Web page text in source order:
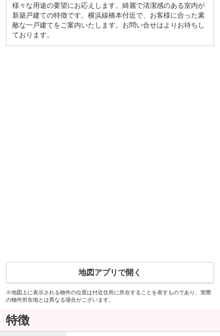
様々な用途の要望にお応えします。綺麗で清潔感のある室内が
新築戸建ての特徴です。横浜線橋本付近で、お客様に合った素
敵な一戸建てをご案内いたします。お問い合せはよりお待ちし
ております。
地図アプリで開く
※地図上に表示される物件の位置は付近住所に所在することを表すものであり、実際
の物件所在地とは異なる場合がございます。
特徴